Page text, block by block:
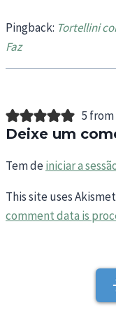
Pingback: Tortellini
Faz
5 from
Deixe um
Tem deiniciar a
This site uses
comment data is